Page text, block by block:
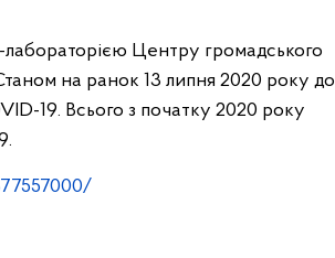
Центру громадського
на ранок 13 липня 2020 року до
19. Всього з початку 2020 року